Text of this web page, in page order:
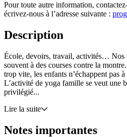
Pour toute autre information,
écrivez-nous à l’adresse suivante :
Description
École, devoirs, travail, activités… Nos
souvent à des courses contre la
trop vite, les enfants n’échappent pas
L’activité de yoga famille se veut une
privilégié...
Lire la suite
Notes importantes